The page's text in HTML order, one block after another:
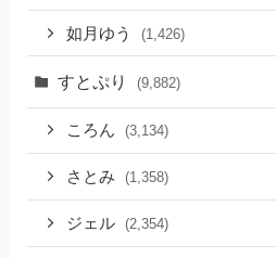
如月ゆう (1,426)
すとぷり (9,882)
ころん (3,134)
さとみ (1,358)
ジェル (2,354)